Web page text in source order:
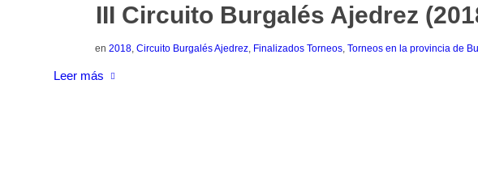
III Circuito Burgalés Ajedrez
en 2018, Circuito Burgalés Ajedrez, Finalizados Torneos, Torneos en la provincia de
Leer más